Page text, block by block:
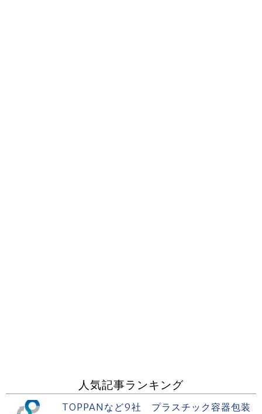
人気記事ランキング
TOPPANなど9社 プラスチック容器包装